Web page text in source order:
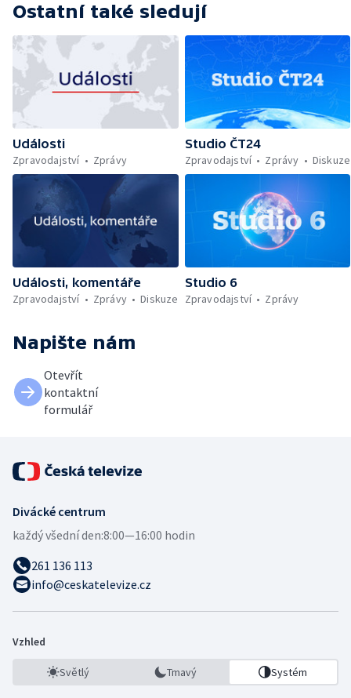
Ostatní také sledují
Události
Zpravodajství
Zprávy
Studio ČT24
Zpravodajství
Zprávy Diskuze
Události, komentáře
Zpravodajství
Zprávy Diskuze
Studio 6
Zpravodajství
Zprávy
Napište nám
Otevřít
kontaktní
formulář
Divácké centrum
každý všední den:8:00—16:00 hodin
261 136 113
info@ceskatelevize.cz
Vzhled
Světlý Tmavý Systém